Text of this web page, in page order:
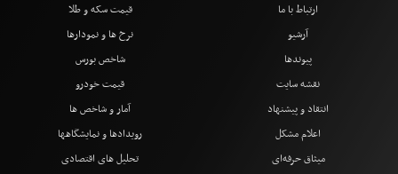
ارتباط با ما
آرشیو
پیوندها
نقشه سایت
انتقاد و پیشنهاد
اعلام مشکل
میثاق حرفه‌ای
قیمت سکه و طلا
نرخ ها و نمودارها
شاخص بورس
قیمت خودرو
آمار و شاخص ها
رویدادها و نمایشگاهها
تحلیل های اقتصادی